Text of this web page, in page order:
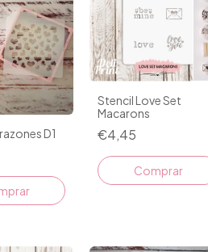
D1
Stencil Love Set
Macarons
€4,45